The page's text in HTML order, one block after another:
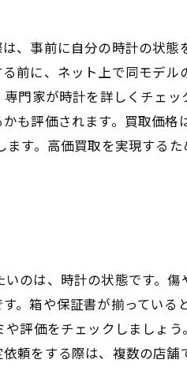
、事前に自分の時計の状態
前に、ネット上で同モデル
門家が時計を詳しくチェッ
も評価されます。買取価格
す。高価買取を実現するた
のは、時計の状態です。傷
。箱や保証書が揃っている
評価をチェックしましょう
頼をする際は、複数の店舗